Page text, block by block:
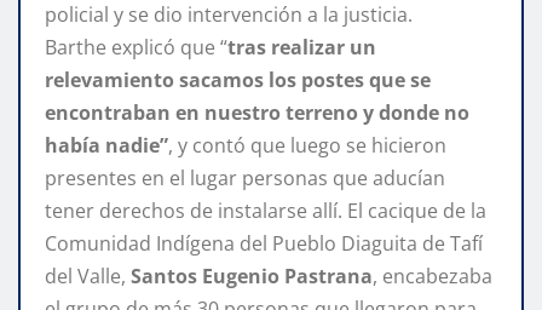
policial y se dio intervención a la justicia.
Barthe explicó que “tras realizar un
relevamiento sacamos los postes que se
encontraban en nuestro terreno y donde no
había nadie”, y contó que luego se hicieron
presentes en el lugar personas que aducían
tener derechos de instalarse allí. El cacique de la
Comunidad Indígena del Pueblo Diaguita de Tafí
del Valle, Santos Eugenio Pastrana, encabezaba